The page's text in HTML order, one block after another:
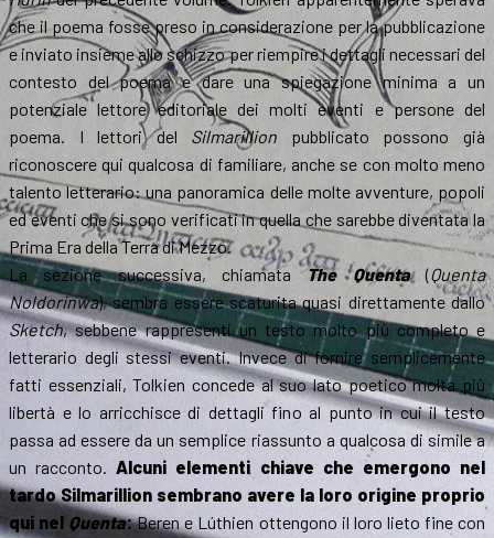
che il poema fosse preso in considerazione per la pubblicazione
e inviato insieme allo schizzo per riempire i dettagli necessari del
contesto del poema e dare una spiegazione minima a un
potenziale lettore editoriale dei molti eventi e persone del
poema. I lettori del Silmarillion pubblicato possono già
riconoscere qui qualcosa di familiare, anche se con molto meno
talento letterario: una panoramica delle molte avventure, popoli
ed eventi che si sono verificati in quella che sarebbe diventata la
Prima Era della Terra di Mezzo.
La sezione successiva, chiamataThe Quenta(Quenta
Noldorinwa), sembra essere scaturita quasi direttamente dallo
Sketch, sebbene rappresenti un testo molto più completo e
letterario degli stessi eventi. Invece di fornire semplicemente
fatti essenziali, Tolkien concede al suo lato poetico molta più
libertà e lo arricchisce di dettagli fino al punto in cui il testo
passa ad essere da un semplice riassunto a qualcosa di simile a
un racconto.Alcuni elementi chiave che emergono nel
tardo Silmarillion sembrano avere la loro origine proprio
qui nel Quenta:Beren e Lúthien ottengono il loro lieto fine con